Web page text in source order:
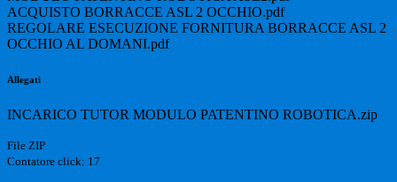
ACQUISTO BORRACCE ASL 2 OCCHIO.pdf
REGOLARE ESECUZIONE FORNITURA BORRACCE ASL 2
OCCHIO AL DOMANI.pdf
Allegati
INCARICO TUTOR MODULO PATENTINO ROBOTICA.zip
File ZIP
Contatore click: 17